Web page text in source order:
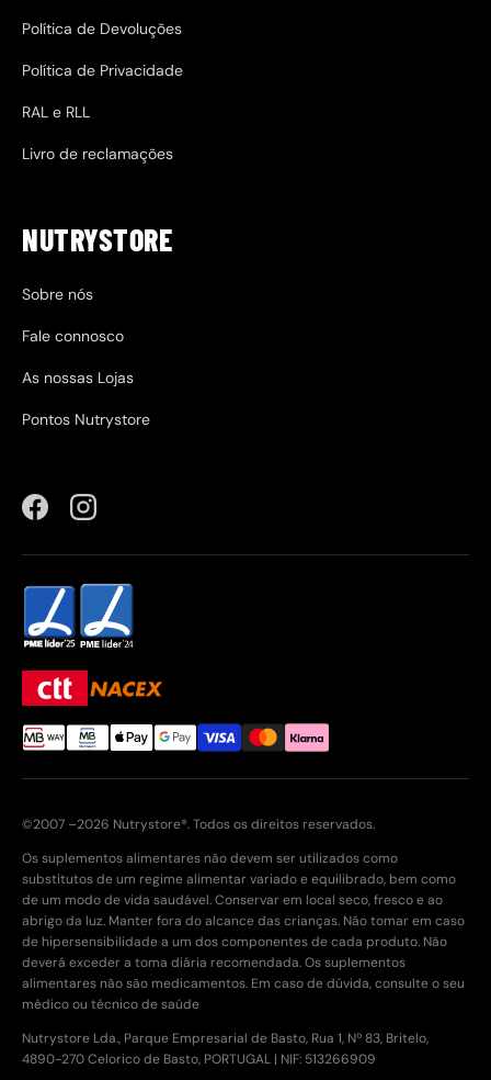
Política de Devoluções
Política de Privacidade
RAL e RLL
Livro de reclamações
NUTRYSTORE
Sobre nós
Fale connosco
As nossas Lojas
Pontos Nutrystore
FacebookInstagram
©2007 –2026 Nutrystore®. Todos os direitos reservados.
Os suplementos alimentares não devem ser utilizados como
substitutos de um regime alimentar variado e equilibrado, bem como
de um modo de vida saudável. Conservar em local seco, fresco e ao
abrigo da luz. Manter fora do alcance das crianças. Não tomar em caso
de hipersensibilidade a um dos componentes de cada produto. Não
deverá exceder a toma diária recomendada. Os suplementos
alimentares não são medicamentos. Em caso de dúvida, consulte o seu
médico ou técnico de saúde
Nutrystore Lda., Parque Empresarial de Basto, Rua 1, Nº 83, Britelo,
4890-270 Celorico de Basto, PORTUGAL | NIF: 513266909